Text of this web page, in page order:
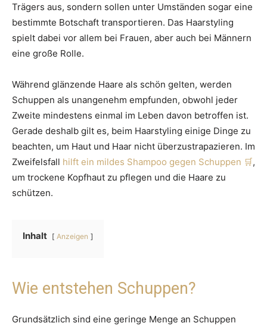
Trägers aus, sondern sollen unter Umständen sogar eine
bestimmte Botschaft transportieren. Das Haarstyling
spielt dabei vor allem bei Frauen, aber auch bei Männern
eine große Rolle.
Während glänzende Haare als schön gelten, werden
Schuppen als unangenehm empfunden, obwohl jeder
Zweite mindestens einmal im Leben davon betroffen ist.
Gerade deshalb gilt es, beim Haarstyling einige Dinge zu
beachten, um Haut und Haar nicht überzustrapazieren. Im
Zweifelsfall hilft ein mildes Shampoo gegen Schuppen
,
um trockene Kopfhaut zu pflegen und die Haare zu
schützen.
Inhalt Anzeigen
Wie entstehen Schuppen?
Grundsätzlich sind eine geringe Menge an Schuppen